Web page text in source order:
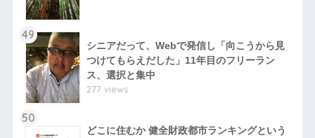
49
シニアだって、Webで発信し「向こうから見
つけてもらえだした」11年目のフリーラン
ス、選択と集中
277 views
50
どこに住むか 健全財政都市ランキングという